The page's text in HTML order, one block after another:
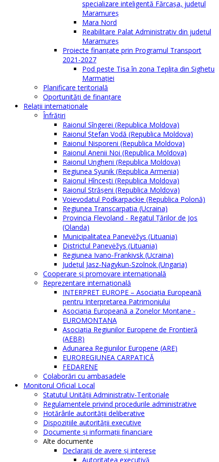
specializare inteligentă Fărcașa, județul
Maramureș
Mara Nord
Reabilitare Palat Administrativ din județul
Maramureș
Proiecte finanțate prin Programul Transport
2021-2027
Pod peste Tisa în zona Teplița din Sighetu
Marmației
Planificare teritorială
Oportunităţi de finanţare
Relaţii internaţionale
Înfrăţiri
Raionul Sîngerei (Republica Moldova)
Raionul Ștefan Vodă (Republica Moldova)
Raionul Nisporeni (Republica Moldova)
Raionul Anenii Noi (Republica Moldova)
Raionul Ungheni (Republica Moldova)
Regiunea Syunik (Republica Armenia)
Raionul Hîncești (Republica Moldova)
Raionul Străşeni (Republica Moldova)
Voievodatul Podkarpackie (Republica Polonă)
Regiunea Transcarpatia (Ucraina)
Provincia Flevoland - Regatul Ţărilor de Jos
(Olanda)
Municipalitatea Panevėžys (Lituania)
Districtul Panevėžys (Lituania)
Regiunea Ivano-Frankivsk (Ucraina)
Judeţul Jasz-Nagykun-Szolnok (Ungaria)
Cooperare şi promovare internaţională
Reprezentare internaţională
INTERPRET EUROPE – Asociația Europeană
pentru Interpretarea Patrimoniului
Asociația Europeană a Zonelor Montane -
EUROMONTANA
Asociația Regiunilor Europene de Frontieră
(AEBR)
Adunarea Regiunilor Europene (ARE)
EUROREGIUNEA CARPATICĂ
FEDARENE
Colaborări cu ambasadele
Monitorul Oficial Local
Statutul Unităţii Administrativ-Teritoriale
Regulamentele privind procedurile administrative
Hotărârile autorităţii deliberative
Dispoziţiile autorităţii executive
Documente şi informaţii financiare
Alte documente
Declaraţii de avere şi interese
Autoritatea executivă